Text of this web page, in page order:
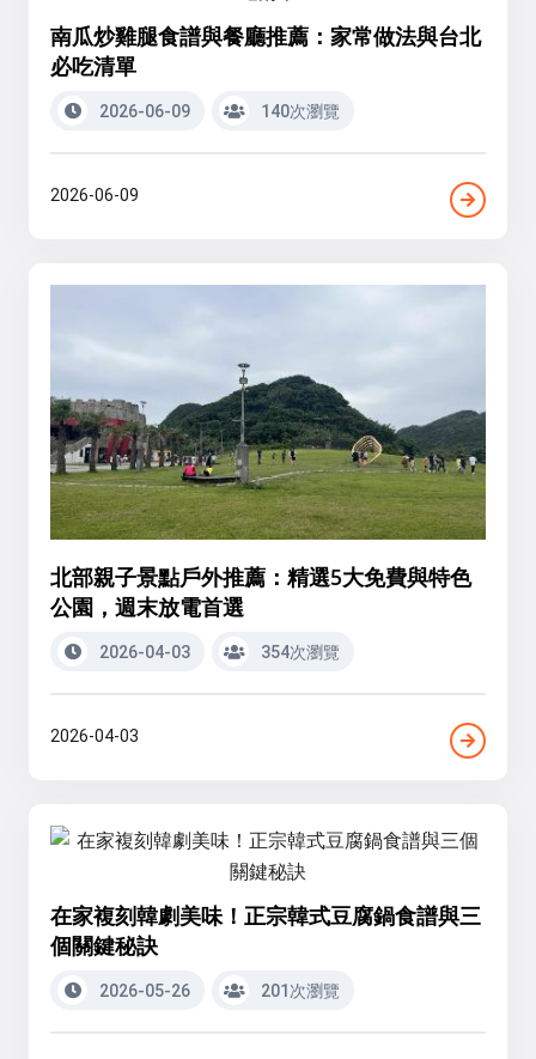
南瓜炒雞腿食譜與餐廳推薦：家常做法與台北
必吃清單
2026-06-09 140次瀏覽
2026-06-09
北部親子景點戶外推薦：精選5大免費與特色
公園，週末放電首選
2026-04-03 354次瀏覽
2026-04-03
在家複刻韓劇美味！正宗韓式豆腐鍋食譜與三
個關鍵秘訣
2026-05-26 201次瀏覽